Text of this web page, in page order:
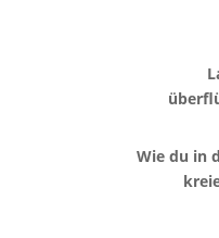
Wie du in